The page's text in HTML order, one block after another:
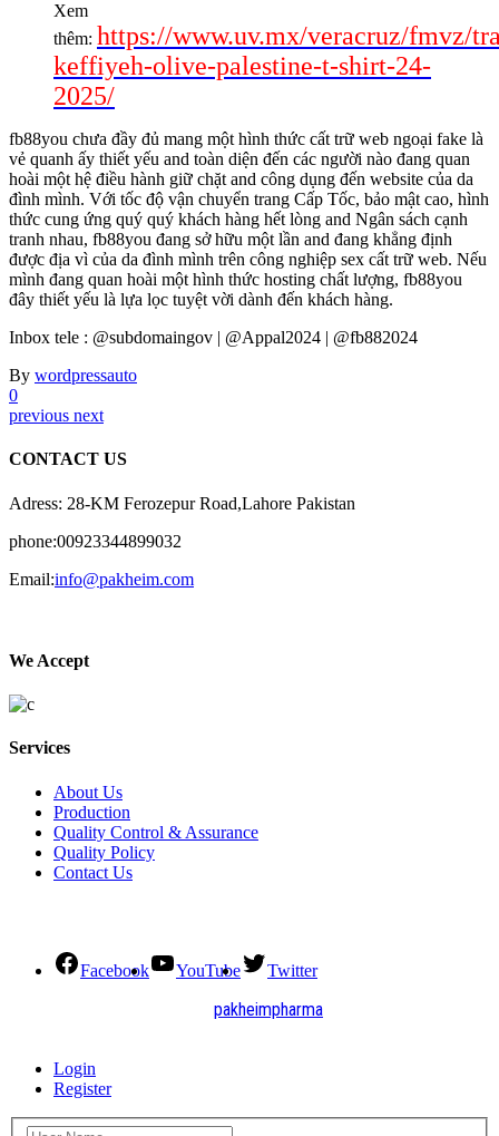
Xem
thêm: https://www.uv.mx/veracruz/fmvz/
keffiyeh-olive-palestine-t-shirt-24-
2025/
fb88you chưa đầy đủ mang một hình thức cất trữ web ngoại fake là
vẻ quanh ấy thiết yếu and toàn diện đến các người nào đang quan
hoài một hệ điều hành giữ chặt and công dụng đến website của da
đình mình. Với tốc độ vận chuyển trang Cấp Tốc, bảo mật cao, hình
thức cung ứng quý quý khách hàng hết lòng and Ngân sách cạnh
tranh nhau, fb88you đang sở hữu một lần and đang khẳng định
được địa vì của da đình mình trên công nghiệp sex cất trữ web. Nếu
mình đang quan hoài một hình thức hosting chất lượng, fb88you
đây thiết yếu là lựa lọc tuyệt vời dành đến khách hàng.
Inbox tele : @subdomaingov | @Appal2024 | @fb882024
By wordpressauto
0
previous next
CONTACT US
Adress: 28-KM Ferozepur Road,Lahore Pakistan
phone:00923344899032
Email:info@pakheim.com
We Accept
Services
About Us
Production
Quality Control & Assurance
Quality Policy
Contact Us
Facebook YouTube Twitter
pakheimpharma
Login
Register